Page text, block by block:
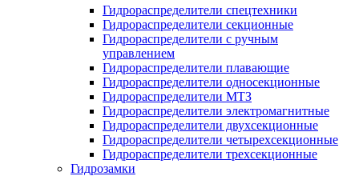
Гидрораспределители спецтехники
Гидрораспределители секционные
Гидрораспределители с ручным
управлением
Гидрораспределители плавающие
Гидрораспределители односекционные
Гидрораспределители МТЗ
Гидрораспределители электромагнитные
Гидрораспределители двухсекционные
Гидрораспределители четырехсекционные
Гидрораспределители трехсекционные
Гидрозамки